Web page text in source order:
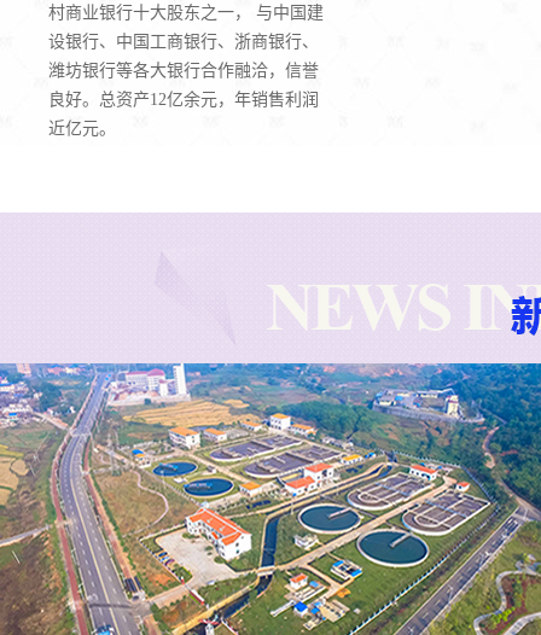
村商业银行十大股东之一， 与中国建
设银行、中国工商银行、浙商银行、
潍坊银行等各大银行合作融洽，信誉
良好。总资产12亿余元，年销售利润
近亿元。